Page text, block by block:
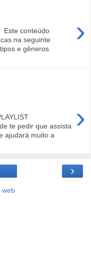
›
Este conteúdo
na seguinte
e gêneros
›
te pedir que assista
ajudará muito a
›
web